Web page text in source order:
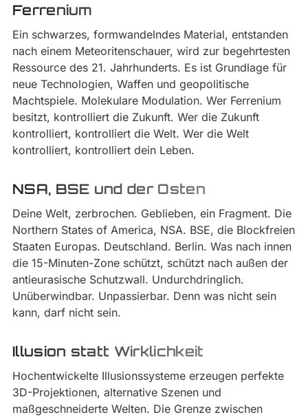
Ferrenium
Ein schwarzes, formwandelndes Material, entstanden
nach einem Meteoritenschauer, wird zur begehrtesten
Ressource des 21. Jahrhunderts. Es ist Grundlage für
neue Technologien, Waffen und geopolitische
Machtspiele. Molekulare Modulation. Wer Ferrenium
besitzt, kontrolliert die Zukunft. Wer die Zukunft
kontrolliert, kontrolliert die Welt. Wer die Welt
kontrolliert, kontrolliert dein Leben.
NSA, BSE und der Osten
Deine Welt, zerbrochen. Geblieben, ein Fragment. Die
Northern States of America, NSA. BSE, die Blockfreien
Staaten Europas. Deutschland. Berlin. Was nach innen
die 15-Minuten-Zone schützt, schützt nach außen der
antieurasische Schutzwall. Undurchdringlich.
Unüberwindbar. Unpassierbar. Denn was nicht sein
kann, darf nicht sein.
Illusion statt Wirklichkeit
Hochentwickelte Illusionssysteme erzeugen perfekte
3D-Projektionen, alternative Szenen und
maßgeschneiderte Welten. Die Grenze zwischen